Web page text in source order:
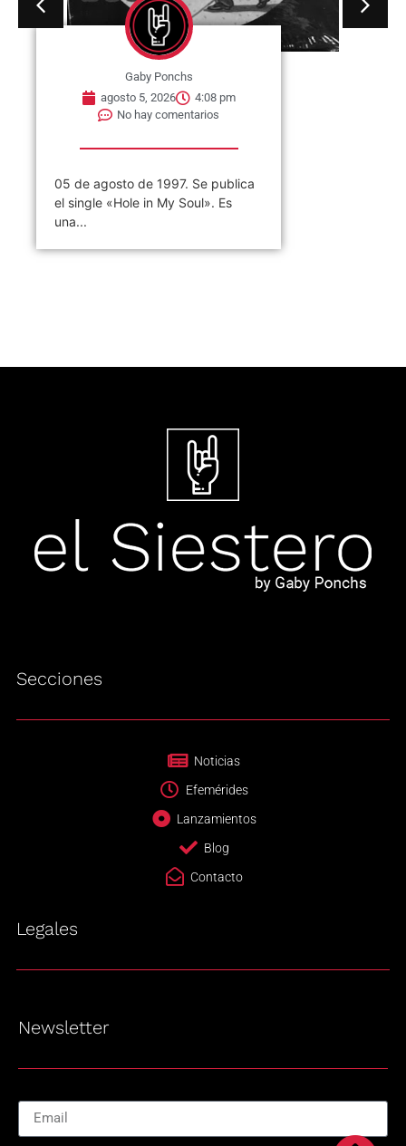
Gaby Ponchs
agosto 5, 2026
4:08 pm
No hay comentarios
05 de agosto de 1997. Se publica
el single «Hole in My Soul». Es
una...
Secciones
Noticias
Efemérides
Lanzamientos
Blog
Contacto
Legales
Newsletter